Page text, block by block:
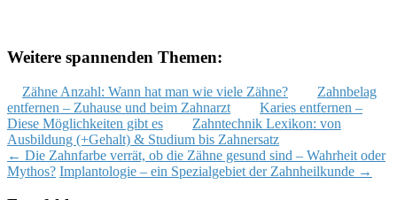
Weitere spannenden Themen:
Zähne Anzahl: Wann hat man wie viele Zähne?
Zahnbelag
entfernen – Zuhause und beim Zahnarzt
Karies entfernen –
Diese Möglichkeiten gibt es
Zahntechnik Lexikon: von
Ausbildung (+Gehalt) & Studium bis Zahnersatz
Post
navigation
← Die Zahnfarbe verrät, ob die Zähne gesund sind – Wahrheit oder
Mythos? Implantologie – ein Spezialgebiet der Zahnheilkunde →